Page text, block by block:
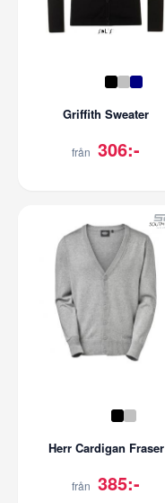
Griffith Sweater
från 306:-
Herr Cardigan Fraser
från 385:-